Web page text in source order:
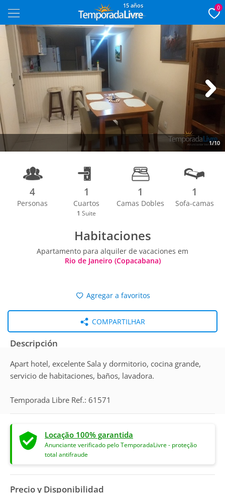
15 años 0
1/10
4
Personas
1
Cuartos
1 Suite
1
Camas Dobles
1
Sofa-camas
Habitaciones
Apartamento para alquiler de vacaciones em
Rio de Janeiro (Copacabana)
Agregar a favoritos
COMPARTILHAR
Descripción
Apart hotel, excelente Sala y dormitorio, cocina grande,
servicio de habitaciones, baños, lavadora.
Temporada Libre Ref.: 61571
Locação 100% garantida
Anunciante verificado pelo TemporadaLivre - proteção
total antifraude
Precio y Disponibilidad